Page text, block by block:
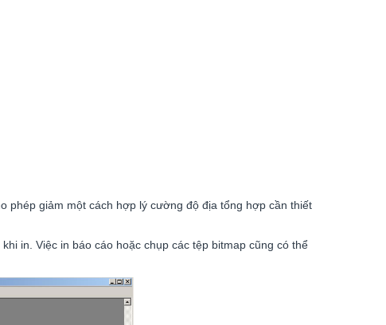
phép giảm một cách hợp lý cường độ địa tổng hợp cần thiết
in. Việc in báo cáo hoặc chụp các tệp bitmap cũng có thể